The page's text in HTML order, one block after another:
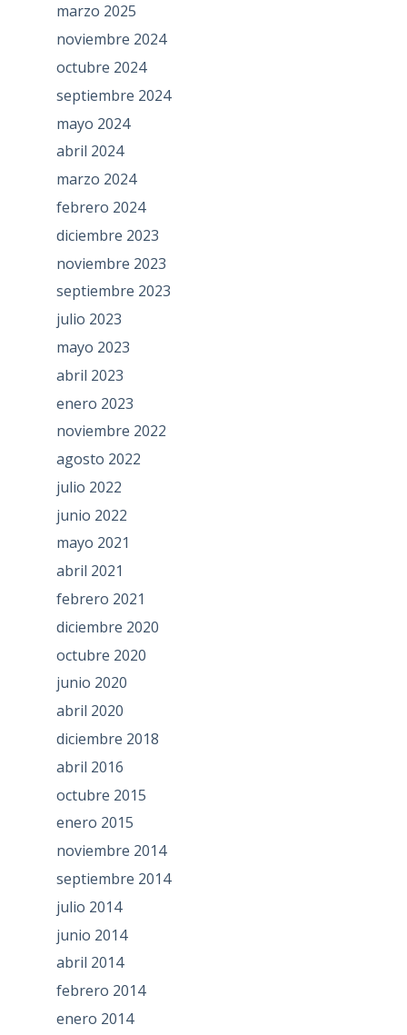
marzo 2025
noviembre 2024
octubre 2024
septiembre 2024
mayo 2024
abril 2024
marzo 2024
febrero 2024
diciembre 2023
noviembre 2023
septiembre 2023
julio 2023
mayo 2023
abril 2023
enero 2023
noviembre 2022
agosto 2022
julio 2022
junio 2022
mayo 2021
abril 2021
febrero 2021
diciembre 2020
octubre 2020
junio 2020
abril 2020
diciembre 2018
abril 2016
octubre 2015
enero 2015
noviembre 2014
septiembre 2014
julio 2014
junio 2014
abril 2014
febrero 2014
enero 2014